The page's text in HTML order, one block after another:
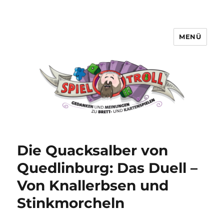
MENÜ
Die Quacksalber von
Quedlinburg: Das Duell –
Von Knallerbsen und
Stinkmorcheln